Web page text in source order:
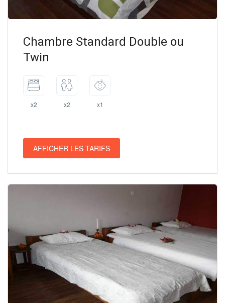
Chambre Standard Double ou
Twin
x2 x2 x1
AFFICHER LES TARIFS